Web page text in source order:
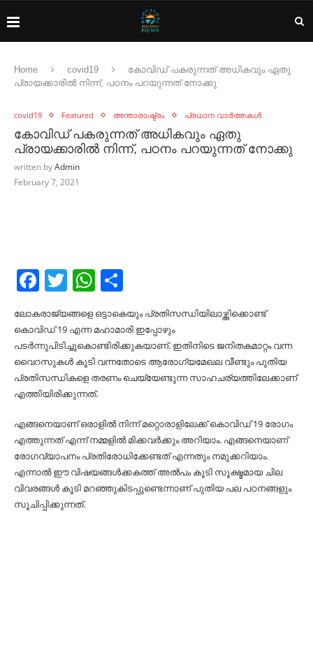
Home covid19
കോവിഡ് പകരുന്നത് അധികവും ഏതു
പ്രായക്കാരിൽ നിന്ന്, പഠനം പറയുന്നത് നോക്കു
covid19 Featured അന്താരാഷ്ട്രം പ്രധാന വാർത്തകൾ
കോവിഡ് പകരുന്നത് അധികവും ഏതു
പ്രായക്കാരിൽ നിന്ന്, പഠനം പറയുന്നത് നോക്കു
written byAdmin
February 7, 2021
Facebook
TwitterWhatsApp
ലോകരാജ്യങ്ങളെ ഒട്ടാകെയും പ്രതിസന്ധിയിലാഴ്ത്തിക്കൊണ്ട്
കൊവിഡ് 19 എന്ന മഹാമാരി ഇപ്പോഴും
പടര്‍ന്നുപിടിച്ചുകൊണ്ടിരിക്കുകയാണ്. ഇതിനിടെ ജനിതകമാറ്റം വന്ന
വൈറസുകള്‍ കൂടി വന്നതോടെ ആരോഗ്യമേഖല വീണ്ടും പുതിയ
പ്രതിസന്ധികളെ തരണം ചെയ്യേണ്ടുന്ന സാഹചര്യത്തിലേക്കാണ്
എത്തിയിരിക്കുന്നത്.
എങ്ങനെയാണ് ഒരാളില്‍ നിന്ന് മറ്റൊരാളിലേക്ക് കൊവിഡ് 19 രോഗം
എത്തുന്നത് എന്ന് നമ്മളില്‍ മിക്കവര്‍ക്കും അറിയാം. എങ്ങനെയാണ്
രോഗവ്യാപനം പ്രതിരോധിക്കേണ്ടത് എന്നതും നമുക്കറിയാം.
എന്നാല്‍ ഈ വിഷയങ്ങള്‍ക്കകത്ത് അല്‍പം കൂടി സൂക്ഷ്മമായ ചില
വിവരങ്ങള്‍ കൂടി മറഞ്ഞുകിടപ്പുണ്ടെന്നാണ് പുതിയ പല പഠനങ്ങളും
സൂചിപ്പിക്കുന്നത്.